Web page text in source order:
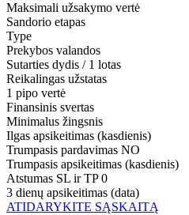
Maksimali užsakymo vertė
Sandorio etapas
Type
Prekybos valandos
Sutarties dydis / 1 lotas
Reikalingas užstatas
1 pipo vertė
Finansinis svertas
Minimalus žingsnis
Ilgas apsikeitimas (kasdienis)
Trumpasis pardavimas NO
Trumpasis apsikeitimas (kasdienis)
Atstumas SL ir TP 0
3 dienų apsikeitimas (data)
ATIDARYKITE SĄSKAITĄ